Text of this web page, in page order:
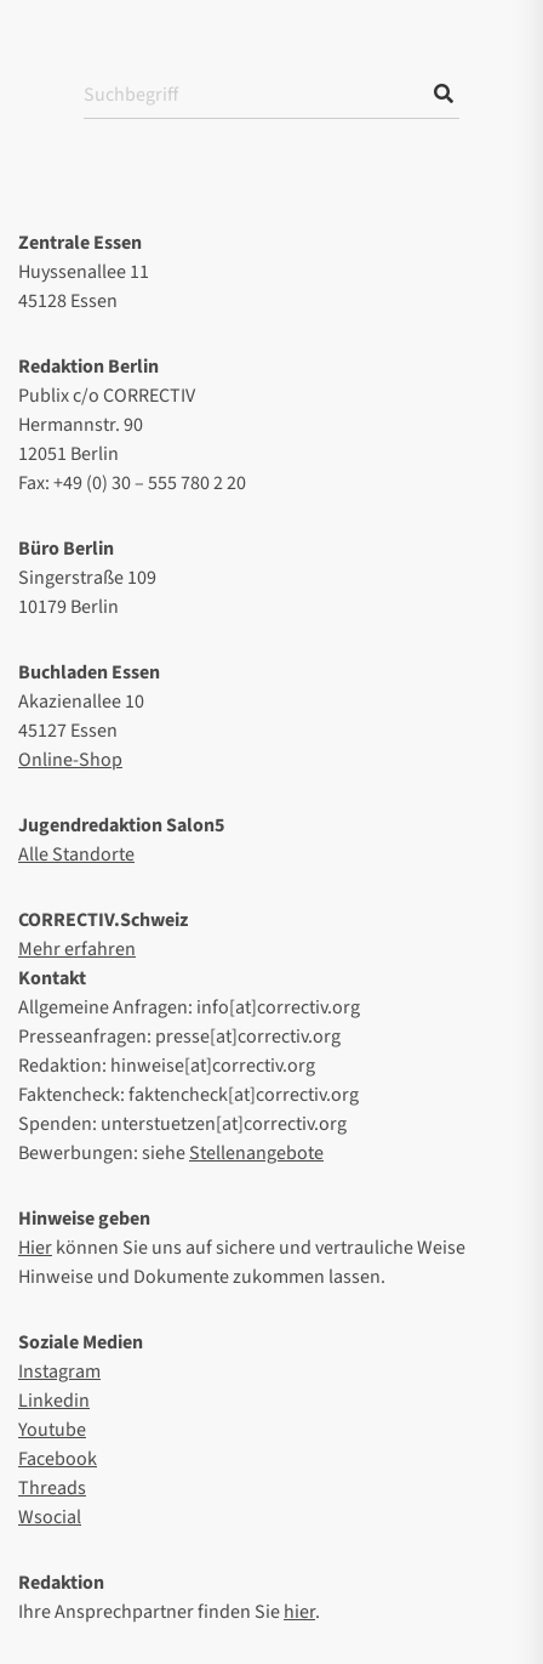
Zentrale Essen
Huyssenallee 11
45128 Essen
Redaktion Berlin
Publix c/o CORRECTIV
Hermannstr. 90
12051 Berlin
Fax: +49 (0) 30 – 555 780 2 20
Büro Berlin
Singerstraße 109
10179 Berlin
Buchladen Essen
Akazienallee 10
45127 Essen
Online-Shop
Jugendredaktion Salon5
Alle Standorte
CORRECTIV.Schweiz
Mehr erfahren
Kontakt
Allgemeine Anfragen: info[at]correctiv.org
Presseanfragen: presse[at]correctiv.org
Redaktion: hinweise[at]correctiv.org
Faktencheck: faktencheck[at]correctiv.org
Spenden: unterstuetzen[at]correctiv.org
Bewerbungen: sieheStellenangebote
Hinweise geben
Hierkönnen Sie uns auf sichere und vertrauliche Weise
Hinweise und Dokumente zukommen lassen.
Soziale Medien
Instagram
Linkedin
Youtube
Facebook
Threads
Wsocial
Redaktion
Ihre Ansprechpartner finden Siehier.